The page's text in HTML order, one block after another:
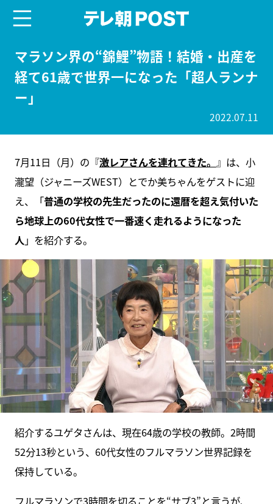
マラソン界の“錦鯉”物語！結婚・出産を
経て61歳で世界一になった「超人ランナ
ー」
2022.07.11
7月11日（月）の『激レアさんを連れてきた。 』は、小
瀧望（ジャニーズWEST）とでか美ちゃんをゲストに迎
え、「普通の学校の先生だったのに還暦を超え気付いた
ら地球上の60代女性で一番速く走れるようになった
人 」を紹介する。
紹介するユゲタさんは、現在64歳の学校の教師。2時間
52分13秒という、60代女性のフルマラソン世界記録を
保持している。
フルマラソンで3時間を切ることを“サブ3”と言うが、